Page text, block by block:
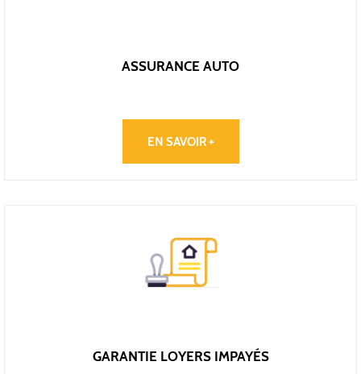
ASSURANCE AUTO
EN SAVOIR +
GARANTIE LOYERS IMPAYÉS